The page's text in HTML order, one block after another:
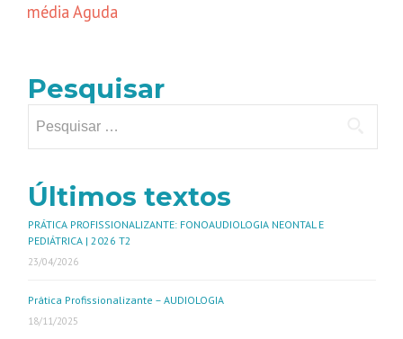
média Aguda
Pesquisar
Últimos textos
PRÁTICA PROFISSIONALIZANTE: FONOAUDIOLOGIA NEONTAL E
PEDIÁTRICA | 2026 T2
23/04/2026
Prática Profissionalizante – AUDIOLOGIA
18/11/2025